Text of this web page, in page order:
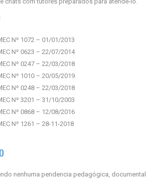
Nº 1072 – 01/01/2013
Nº 0623 – 22/07/2014
Nº 0247 – 22/03/2018
Nº 1010 – 20/05/2019.
Nº 0248 – 22/03/2018
Nº 3201 – 31/10/2003
Nº 0868 – 12/08/2016
Nº 1261 – 28-11-2018
nenhuma pendencia pedagógica,